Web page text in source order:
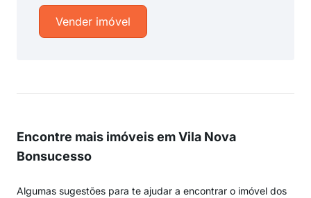
Vender imóvel
Encontre mais imóveis em Vila Nova
Bonsucesso
Algumas sugestões para te ajudar a encontrar o imóvel dos